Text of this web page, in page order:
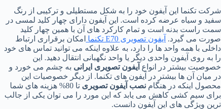
شرکت تکنما این آیفون خود را به شکل مستطیلی و ترکیبی از رنگ
سفید و سیاه عرضه کرده است. این آیفون دارای چهار کلید لمسی در
سمت راست بدنه است و تمام کارکرد های آن با همین چهار کلید
صورت می گیرد. آیفون تصویری E70 تکنما
امکان برقراری ارتباط
داخلی با همه واحد ها را دارد، به علاوه اینکه می توانید تماس های خود
را به روی آیفون واحدی دیگر یا واحد نگهبانی انتقال دهید. این
خصوصیت بیشتر در انواع آیفون تصویری ایرانی به چشم می خورد و
در میان آن ها بیشتر در آیفون های تکنما. از دیگر خصوصیات این
محصول اینکه در هنگام نصب آیفون تصویری
تا 80% هزینه های شما
برای سیم کشی کاهش می یابد که این مورد را می توان یکی از جالب
ترین ویژگی های این آیفون دانست.